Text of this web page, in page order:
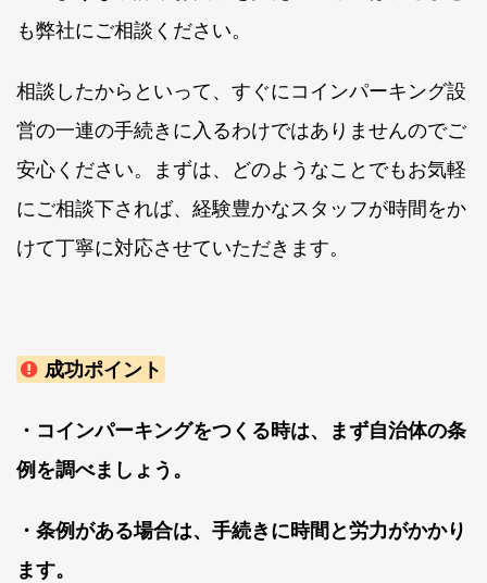
も弊社にご相談ください。
相談したからといって、すぐにコインパーキング設
営の一連の手続きに入るわけではありませんのでご
安心ください。まずは、どのようなことでもお気軽
にご相談下されば、経験豊かなスタッフが時間をか
けて丁寧に対応させていただきます。
成功ポイント
・コインパーキングをつくる時は、まず自治体の条
例を調べましょう。
・条例がある場合は、手続きに時間と労力がかかり
ます。